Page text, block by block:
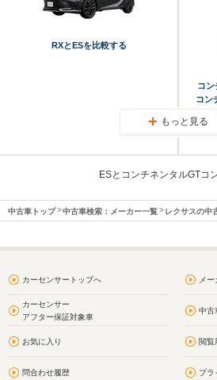
RXとESを比較する
コン
コン
もっと見る
ESとコンチネンタルGTコ
中古車トップ 中古車検索：メーカー一覧 レクサスの中
カーセンサートップへ メー
カーセンサー
アフター保証対象車
中古
お気に入り 閲覧
問合わせ履歴 プラ